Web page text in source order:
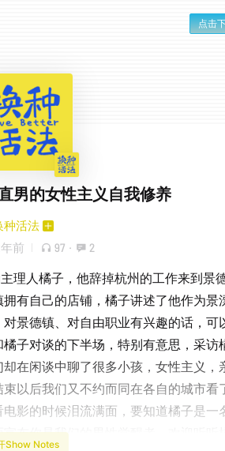
点击
男的女性主义自我修养
种活法
前 97 · 2
理人橘子，他辞掉杭州的工作来到景
有自己的店铺，橘子讲述了他作为景
景德镇、对自由职业有兴趣的话，可
子对谈的下半场，特别有意思，采访
在闲谈中聊了很多小孩，女性主义，
以后我们又不约而同在各自的城市看
影的时候泪流满面，要知道橘子是一
布你是我们的男性觉醒者。欢迎听听
Show Notes